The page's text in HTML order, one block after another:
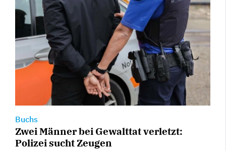
Buchs
Zwei Männer bei Gewalttat verletzt:
Polizei sucht Zeugen